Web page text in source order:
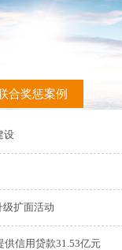
合奖惩案例
设
级扩面活动
供信用贷款31.53亿元